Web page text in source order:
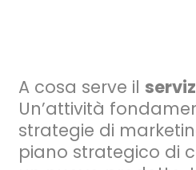
A cosa serve il
Un’attività
strategie di
piano strategico di